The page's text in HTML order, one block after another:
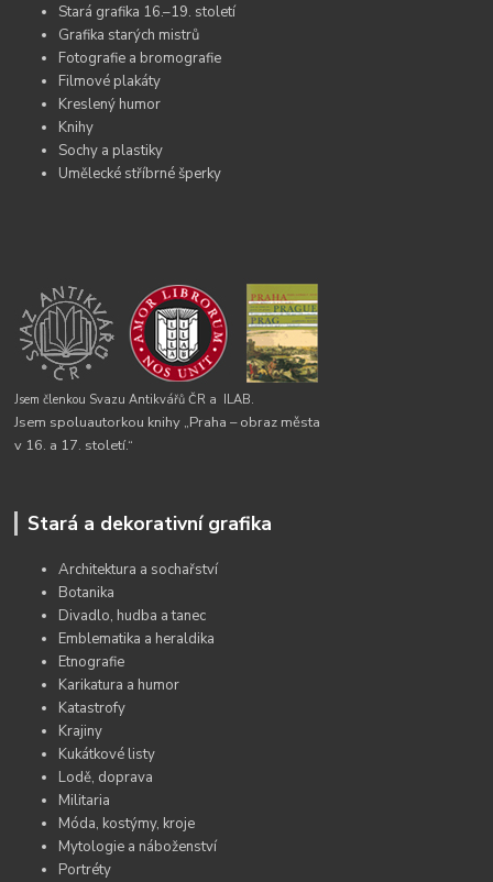
Stará grafika 16.–19. století
Grafika starých mistrů
Fotografie a bromografie
Filmové plakáty
Kreslený humor
Knihy
Sochy a plastiky
Umělecké stříbrné šperky
Jsem členkou Svazu Antikvářů ČR a ILAB.
Jsem spoluautorkou knihy „Praha – obraz města
v 16. a 17. století.“
Stará a dekorativní grafika
Architektura a sochařství
Botanika
Divadlo, hudba a tanec
Emblematika a heraldika
Etnografie
Karikatura a humor
Katastrofy
Krajiny
Kukátkové listy
Lodě, doprava
Militaria
Móda, kostýmy, kroje
Mytologie a náboženství
Portréty